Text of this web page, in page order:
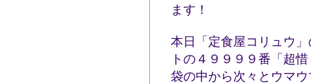
ます！
本日「定食屋コリュウ
トの４９９９９番「超
袋の中から次々とウマ